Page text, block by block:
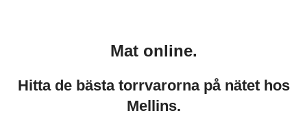
Mat online.
Hitta de bästa torrvarorna på nätet hos
Mellins.